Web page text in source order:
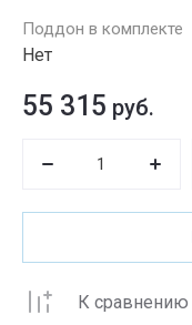
Поддон в комплекте
Нет
55 315 руб.
К сравнению